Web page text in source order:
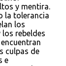
y mentira.
la tolerancia
los
rebeldes
culpas de
e